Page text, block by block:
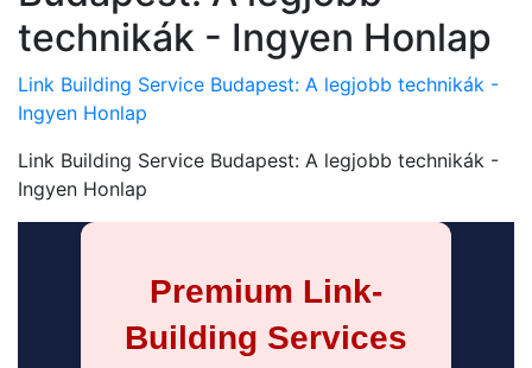
technikák - Ingyen Honlap
Link Building Service Budapest: A legjobb technikák -
Ingyen Honlap
Link Building Service Budapest: A legjobb technikák -
Ingyen Honlap